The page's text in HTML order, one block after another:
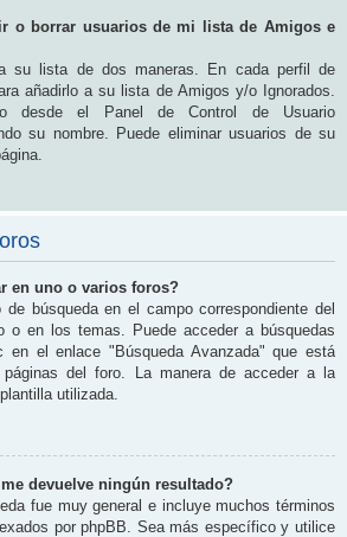
o borrar usuarios de mi lista de Amigos e
su lista de dos maneras. En cada perfil de
añadirlo a su lista de Amigos y/o Ignorados.
desde el Panel de Control de Usuario
su nombre. Puede eliminar usuarios de su
en uno o varios foros?
de búsqueda en el campo correspondiente del
o en los temas. Puede acceder a búsquedas
en el enlace "Búsqueda Avanzada" que está
del foro. La manera de acceder a la
utilizada.
devuelve ningún resultado?
fue muy general e incluye muchos términos
por phpBB. Sea más específico y utilice